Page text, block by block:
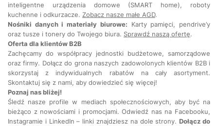
inteligentne urządzenia domowe (SMART home), roboty
kuchenne i odkurzacze. Zobacz nasze małe AGD.
Nośniki danych i materiały biurowe: Karty pamięci, pendrive’y
oraz tusze i tonery do Twojego biura. Sprawdź naszą ofertę.
Oferta dla klientów B2B
Zachęcamy do współpracy jednostki budżetowe, samorządowe
oraz firmy. Dołącz do grona naszych zadowolonych klientów B2B i
skorzystaj z indywidualnych rabatów na cały asortyment.
Skontaktuj się z nami, aby dowiedzieć się więcej!
Poznaj nas bliżej!
Śledź nasze profile w mediach społecznościowych, aby być na
bieżąco z nowościami i promocjami. Odwiedź nas na Facebooku,
Instagramie i LinkedIn – linki znajdziesz na dole strony.Dołącz do